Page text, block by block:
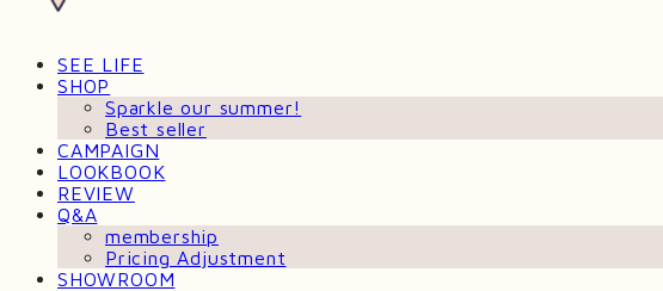
SEE LIFE
SHOP
Sparkle our summer!
Best seller
CAMPAIGN
LOOKBOOK
REVIEW
Q&A
membership
Pricing Adjustment
SHOWROOM